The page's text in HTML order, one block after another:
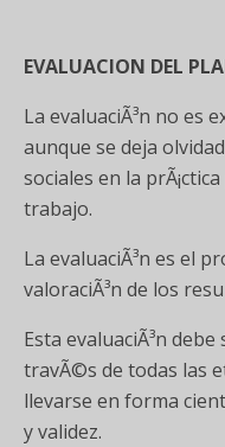
EVALUACION DEL
La evaluaciÃ³n no es
aunque se deja
sociales en la
trabajo.
La evaluaciÃ³n es el
valoraciÃ³n de los
Esta evaluaciÃ³n
travÃ©s de todas las
llevarse en forma
y validez.